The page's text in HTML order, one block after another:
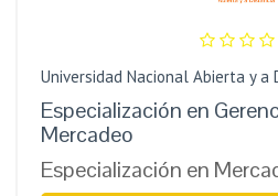
Universidad Nacional Abierta y a
Especialización en
Mercadeo
Especialización en